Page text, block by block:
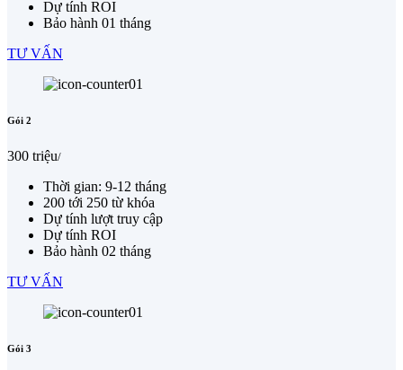
Dự tính ROI
Bảo hành 01 tháng
TƯ VẤN
Gói 2
300 triệu/
Thời gian: 9-12 tháng
200 tới 250 từ khóa
Dự tính lượt truy cập
Dự tính ROI
Bảo hành 02 tháng
TƯ VẤN
Gói 3